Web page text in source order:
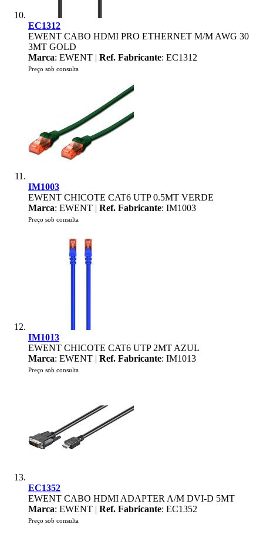
EC1312
EWENT CABO HDMI PRO ETHERNET M/M AWG 30
3MT GOLD
Marca: EWENT | Ref. Fabricante: EC1312
Preço sob consulta
IM1003
EWENT CHICOTE CAT6 UTP 0.5MT VERDE
Marca: EWENT | Ref. Fabricante: IM1003
Preço sob consulta
IM1013
EWENT CHICOTE CAT6 UTP 2MT AZUL
Marca: EWENT | Ref. Fabricante: IM1013
Preço sob consulta
EC1352
EWENT CABO HDMI ADAPTER A/M DVI-D 5MT
Marca: EWENT | Ref. Fabricante: EC1352
Preço sob consulta